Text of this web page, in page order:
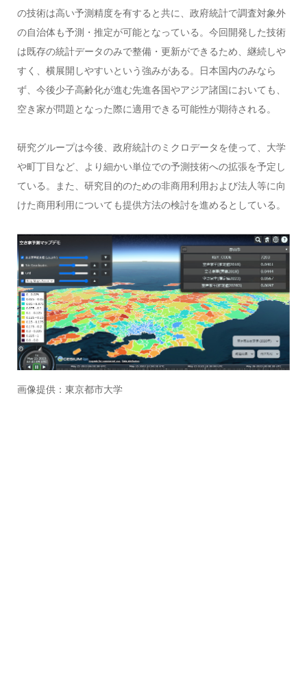
の技術は高い予測精度を有すると共に、政府統計で調査対象外
の自治体も予測・推定が可能となっている。今回開発した技術
は既存の統計データのみで整備・更新ができるため、継続しや
すく、横展開しやすいという強みがある。日本国内のみなら
ず、今後少子高齢化が進む先進各国やアジア諸国においても、
空き家が問題となった際に適用できる可能性が期待される。
研究グループは今後、政府統計のミクロデータを使って、大学
や町丁目など、より細かい単位での予測技術への拡張を予定し
ている。また、研究目的のための非商用利用および法人等に向
けた商用利用についても提供方法の検討を進めるとしている。
画像提供：東京都市大学